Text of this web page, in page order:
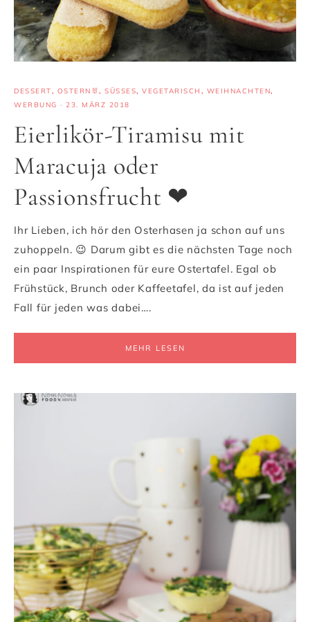
DESSERT, OSTERN🐰 , SÜSSES , VEGETARISCH , WEIHNACHTEN,
WERBUNG · 23. MÄRZ 2018
Eierlikör-Tiramisu mit
Maracuja oder
Passionsfrucht ❤
Ihr Lieben, ich hör den Osterhasen ja schon auf uns
zuhoppeln. 😉 Darum gibt es die nächsten Tage noch
ein paar Inspirationen für eure Ostertafel. Egal ob
Frühstück, Brunch oder Kaffeetafel, da ist auf jeden
Fall für jeden was dabei….
MEHR LESEN